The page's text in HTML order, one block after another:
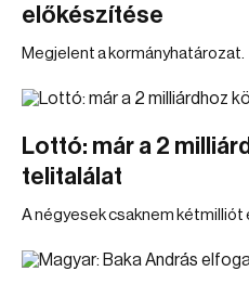
előkészítése
Megjelent a kormányhatározat.
Lottó: már a 2
telitalálat
A négyesek csaknem kétmilliót